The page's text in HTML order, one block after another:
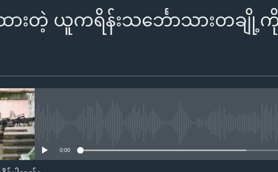
ထားတဲ့ ယူကရိန်းသင်္ဘောသားတခ
0:00